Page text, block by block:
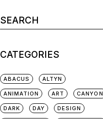
CATEGORIES
ABACUS ALTYN
ANIMATION ART CANYON
DARK DAY DESIGN